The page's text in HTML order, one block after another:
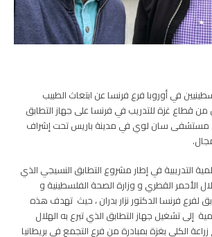
في أوروبا فرع فرنسا عن ابتعاث الطبيب
قطاع غزة للتدريب في فرنسا على جهاز التطابق
مستشفى سان لوي في مدينة باريس تحت إشراف
التدريبية في إطار مشروع التطابق النسيجي الذي
الأحمر القطري و وزارة الصحة الفلسطينية و
لفرع فرنسا الدكتور نزار بدران ، حيث تهدف هذه
إلى تشغيل جهاز التطابق الذي تبرع به الهلال
الكلي بغزة بمبادرة من فرع التجمع في بريطانيا